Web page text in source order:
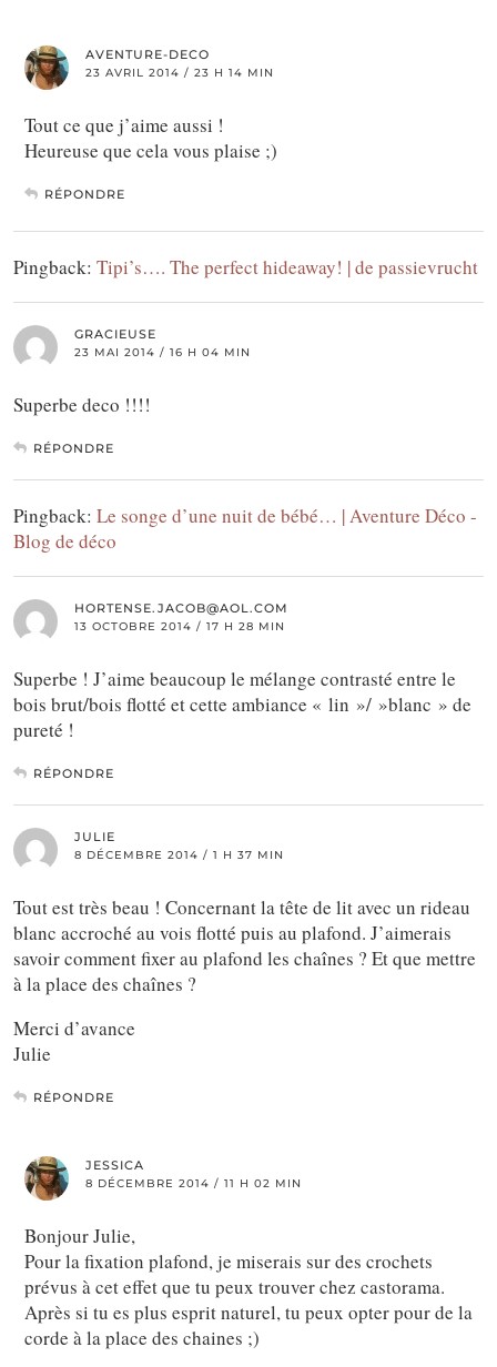
AVENTURE-DECO
23 AVRIL 2014 / 23 H 14 MIN
Tout ce que j’aime aussi !
Heureuse que cela vous plaise ;)
RÉPONDRE
Pingback: Tipi’s…. The perfect hideaway! | de passievrucht
GRACIEUSE
23 MAI 2014 / 16 H 04 MIN
Superbe deco !!!!
RÉPONDRE
Pingback: Le songe d’une nuit de bébé… | Aventure Déco -
Blog de déco
HORTENSE.JACOB@AOL.COM
13 OCTOBRE 2014 / 17 H 28 MIN
Superbe ! J’aime beaucoup le mélange contrasté entre le
bois brut/bois flotté et cette ambiance « lin »/ »blanc » de
pureté !
RÉPONDRE
JULIE
8 DÉCEMBRE 2014 / 1 H 37 MIN
Tout est très beau ! Concernant la tête de lit avec un rideau
blanc accroché au vois flotté puis au plafond. J’aimerais
savoir comment fixer au plafond les chaînes ? Et que mettre
à la place des chaînes ?
Merci d’avance
Julie
RÉPONDRE
JESSICA
8 DÉCEMBRE 2014 / 11 H 02 MIN
Bonjour Julie,
Pour la fixation plafond, je miserais sur des crochets
prévus à cet effet que tu peux trouver chez castorama.
Après si tu es plus esprit naturel, tu peux opter pour de la
corde à la place des chaines ;)